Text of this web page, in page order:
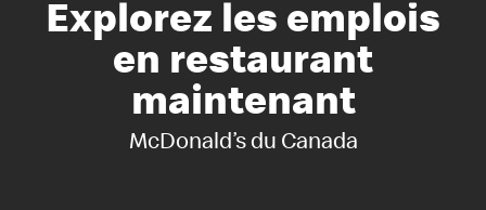
Explorez les emplois
en restaurant
maintenant
McDonald’s du Canada